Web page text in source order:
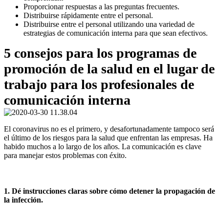
Proporcionar respuestas a las preguntas frecuentes.
Distribuirse rápidamente entre el personal.
Distribuirse entre el personal utilizando una variedad de
estrategias de comunicación interna para que sean efectivos.
5 consejos para los programas de
promoción de la salud en el lugar de
trabajo para los profesionales de
comunicación interna
El coronavirus no es el primero, y desafortunadamente tampoco será
el último de los riesgos para la salud que enfrentan las empresas. Ha
habido muchos a lo largo de los años. La comunicación es clave
para manejar estos problemas con éxito.
1. Dé instrucciones claras sobre cómo detener la propagación de
la infección.